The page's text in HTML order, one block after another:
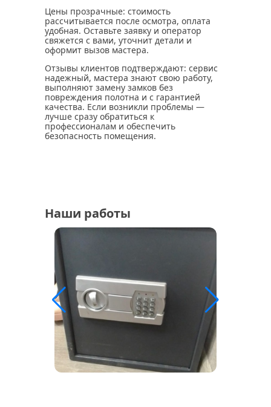
Цены прозрачные: стоимость
рассчитывается после осмотра, оплата
удобная. Оставьте заявку и оператор
свяжется с вами, уточнит детали и
оформит вызов мастера.
Отзывы клиентов подтверждают: сервис
надежный, мастера знают свою работу,
выполняют замену замков без
повреждения полотна и с гарантией
качества. Если возникли проблемы —
лучше сразу обратиться к
профессионалам и обеспечить
безопасность помещения.
Наши работы